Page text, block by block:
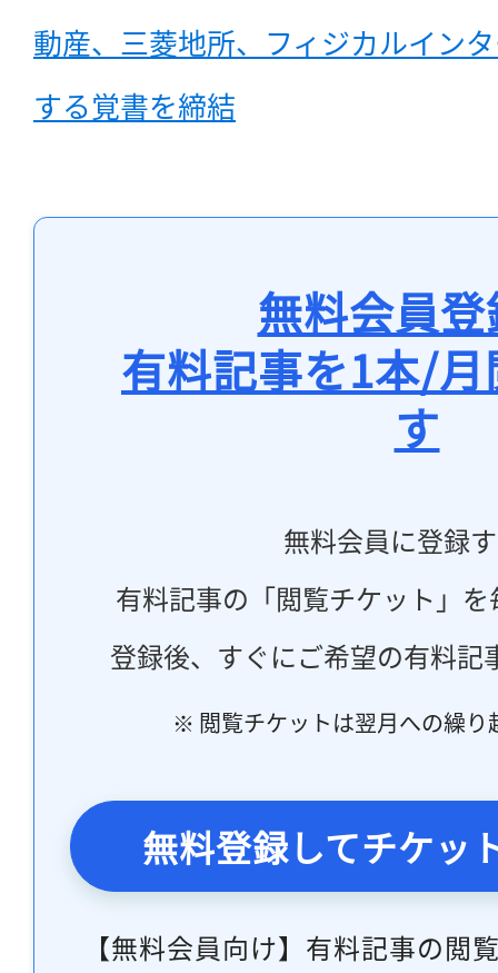
動産、三菱地所、フィジカルイン
する覚書を締結
無料会員
有料記事を1本/
す
無料会員に登録
有料記事の「閲覧チケット」
登録後、すぐにご希望の有料記
※ 閲覧チケットは翌月への繰り
無料登録してチケッ
【無料会員向け】有料記事の閲